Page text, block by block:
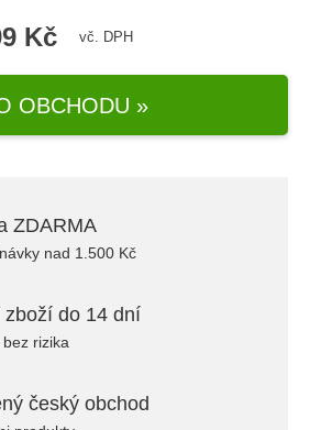
Kč vč. DPH
OBCHODU »
ZDARMA
nad 1.500 Kč
zboží do 14 dní
rizika
český obchod